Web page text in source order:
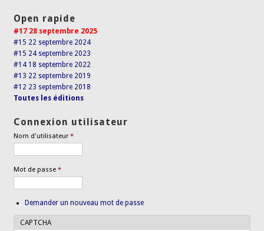
Open rapide
#17 28 septembre 2025
#15 22 septembre 2024
#15 24 septembre 2023
#14 18 septembre 2022
#13 22 septembre 2019
#12 23 septembre 2018
Toutes les éditions
Connexion utilisateur
Nom d'utilisateur*
Mot de passe*
Demander un nouveau mot de passe
CAPTCHA